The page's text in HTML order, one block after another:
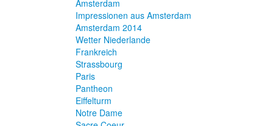
Amsterdam
Impressionen aus Amsterdam
Amsterdam 2014
Wetter Niederlande
Frankreich
Strassbourg
Paris
Pantheon
Eiffelturm
Notre Dame